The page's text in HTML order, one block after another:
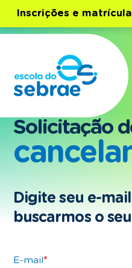
Inscrições e
Solicitação
Digite seu e-
buscarmos o
E-mail*